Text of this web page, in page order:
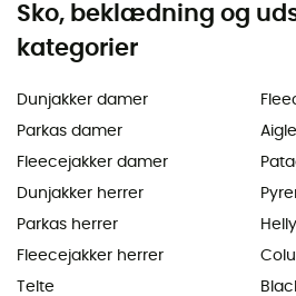
Sko, beklædning og
kategorier
Dunjakker damer
Parkas damer
Fleecejakker damer
Dunjakker herrer
Parkas herrer
Fleecejakker herrer
Telte